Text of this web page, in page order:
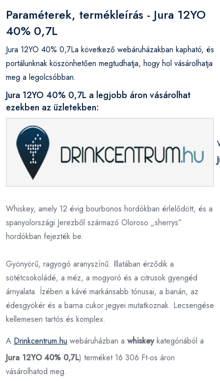
Paraméterek, termékleírás - Jura 12YO
40% 0,7L
Jura 12YO 40% 0,7La következő webáruházakban kapható, és
portálunknak köszönhetően megtudhatja, hogy hol vásárolhatja
meg a legolcsóbban.
Jura 12YO 40% 0,7L a legjobb áron vásárolhat
ezekben az üzletekben:
Whiskey, amely 12 évig bourbonos hordókban érlelődött, és a
spanyolországi Jerezből származó Oloroso „sherrys”
hordókban fejezték be.
Gyönyörű, ragyogó aranyszínű. Illatában érződik a
sötétcsokoládé, a méz, a mogyoró és a citrusok gyengéd
árnyalata. Ízében a kávé markánsabb tónusai, a banán, az
édesgyökér és a barna cukor jegyei mutatkoznak. Lecsengése
kellemesen tartós és komplex.
A Drinkcentrum.hu webáruházban a whiskeykategóriából a
Jura 12YO 40% 0,7L) terméket 16 306 Ft-os áron
vásárolhatod meg.